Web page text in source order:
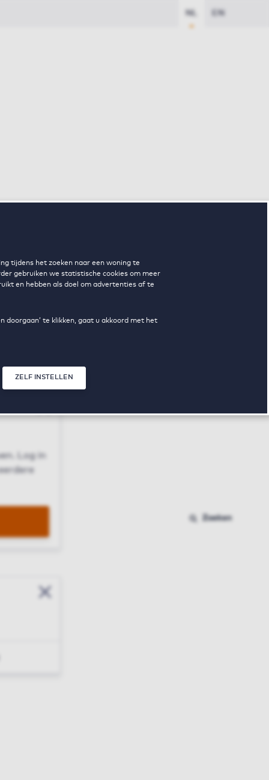
tijdens het zoeken naar een woning te
gebruiken we statistische cookies om meer
en hebben als doel om advertenties af te
doorgaan’ te klikken, gaat u akkoord met het
ZELF INSTELLEN
NL EN
Log in
Sluit modal
Zoeken